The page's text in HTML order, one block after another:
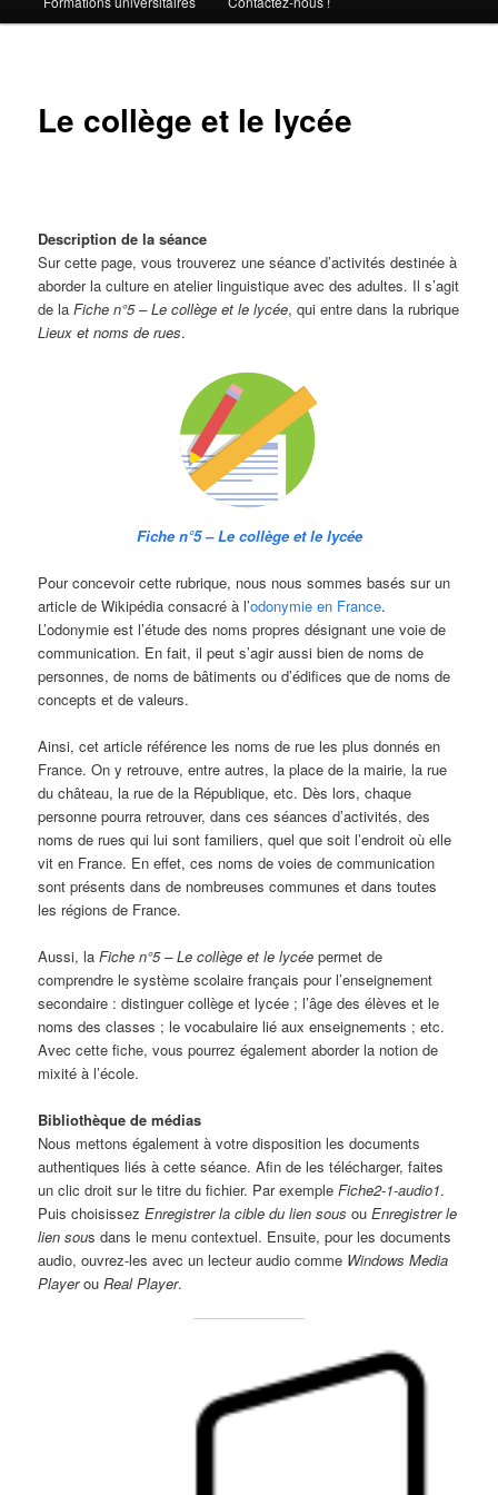
Le collège et le lycée
Description de la séance
Sur cette page, vous trouverez une séance d’activités destinée à
aborder la culture en atelier linguistique avec des adultes. Il s’agit
de laFiche n°5 – Le collège et le lycée, qui entre dans la rubrique
Lieux et noms de rues.
Fiche n°5 – Le collège et le lycée
Pour concevoir cette rubrique, nous nous sommes basés sur un
article de Wikipédia consacré à l’odonymie en France.
L’odonymie est l’étude des noms propres désignant une voie de
communication. En fait, il peut s’agir aussi bien de noms de
personnes, de noms de bâtiments ou d’édifices que de noms de
concepts et de valeurs.
Ainsi, cet article référence les noms de rue les plus donnés en
France. On y retrouve, entre autres, la place de la mairie, la rue
du château, la rue de la République, etc. Dès lors, chaque
personne pourra retrouver, dans ces séances d’activités, des
noms de rues qui lui sont familiers, quel que soit l’endroit où elle
vit en France. En effet, ces noms de voies de communication
sont présents dans de nombreuses communes et dans toutes
les régions de France.
Aussi, laFiche n°5 – Le collège et le lycée permet de
comprendre le système scolaire français pour l’enseignement
secondaire : distinguer collège et lycée ; l’âge des élèves et le
noms des classes ; le vocabulaire lié aux enseignements ; etc.
Avec cette fiche, vous pourrez également aborder la notion de
mixité à l’école.
Bibliothèque de médias
Nous mettons également à votre disposition les documents
authentiques liés à cette séance. Afin de les télécharger, faites
un clic droit sur le titre du fichier. Par exempleFiche2-1-audio1.
Puis choisissezEnregistrer la cible du lien sousou Enregistrer le
lien sous dans le menu contextuel. Ensuite, pour les documents
audio, ouvrez-les avec un lecteur audio comme Windows Media
PlayerouReal Player.